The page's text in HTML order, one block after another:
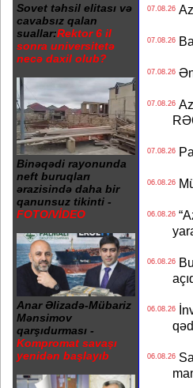
Sovet təhsil elitası və
cavabsız qalan
suallar:Rektor 6 il
sonra universitetə
necə daxil olub?
Binəqədi rayonunda
neft buruqları
ərazisində daha bir
qanunsuz tikinti -
FOTO/VİDEO
Anar Əlizadə-Mübariz
Mənsimov
qarşıdurması -
Kompromat savaşı
yenidən başlayıb
07.08.26
07.08.26
07.08.26Ən
07.08.26
07.08.26
06.08.26
06.08.26
06.08.26Bu
06.08.26
06.08.26